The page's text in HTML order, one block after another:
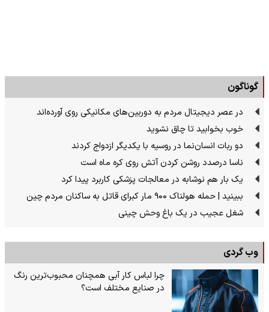
گوناگون
در عصر دیجیتال مردم به دوربین‌های مکانیکی روی آورده‌اند
خوب بخوابید تا چاق نشوید
دو ربات انسان‌نما در روسیه با یکدیگر ازدواج کردند
ناسا درصدد روشن کردن آتش روی کره ماه است
یک بار هم نوشابه در معالجات پزشکی کاربرد پیدا کرد
ببینید | حمله هولناک ۹۰۰ مار کبرای قاتل به ساکنان مردم چین
شغل عجیب در یک باغ وحش چینی
وب گردی
چرا لباس کار آبی همچنان محبوب‌ترین رنگ
در صنایع مختلف است؟